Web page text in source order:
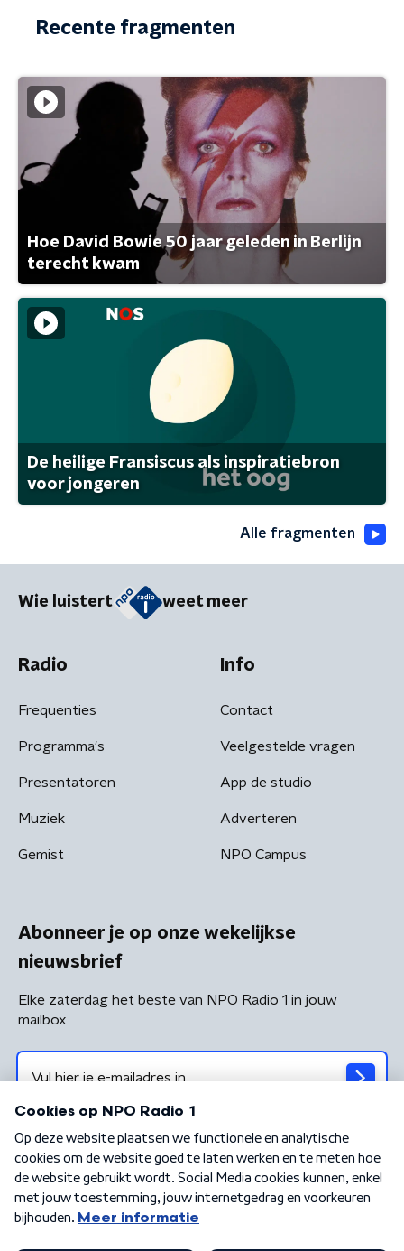
Recente fragmenten
Hoe David Bowie 50 jaar geleden in Berlijn
terecht kwam
De heilige Fransiscus als inspiratiebron
voor jongeren
Alle fragmenten
Wie luistert weet meer
Radio
Frequenties
Programma's
Presentatoren
Muziek
Gemist
Info
Contact
Veelgestelde vragen
App de studio
Adverteren
NPO Campus
Abonneer je op onze wekelijkse
nieuwsbrief
Elke zaterdag het beste van NPO Radio 1 in jouw
mailbox
Algemene voorwaarden